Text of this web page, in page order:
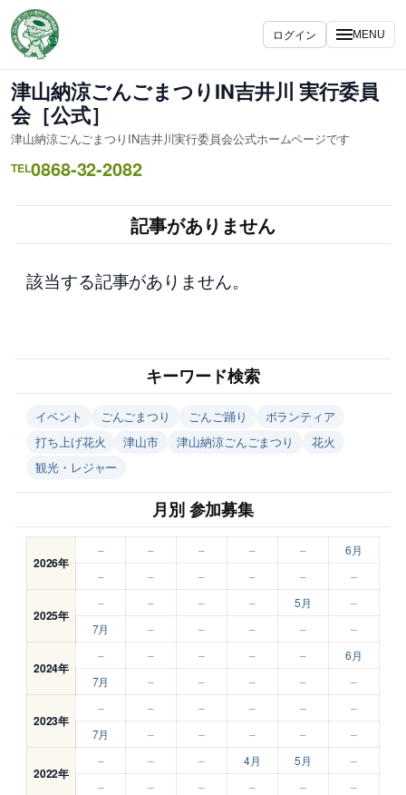
容
を
ス
キ
ッ
プ
ログイン MENU
津山納涼ごんごまつりIN吉井川 実行委員
会［公式］
津山納涼ごんごまつりIN吉井川実行委員会公式ホームページです
TEL0868-32-2082
記事がありません
該当する記事がありません。
キーワード検索
イベント ごんごまつり ごんご踊り
ボランティア
打ち上げ花火
津山市 津山納涼ごんごまつり
花火
観光・レジャー
月別 参加募集
2026年
– – – – –
6月
–
– – – – –
2025年
– – – – 5月
–
7月
– – – – –
2024年
– – – – –
6月
7月
– – – – –
2023年
– – – – –
–
7月
– – – – –
2022年
– – – 4月 5月
–
–
– – – – –